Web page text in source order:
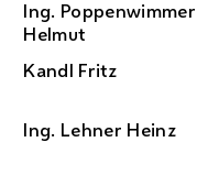
Ing. Poppenwimmer
Helmut
Kandl Fritz
Ing. Lehner Heinz